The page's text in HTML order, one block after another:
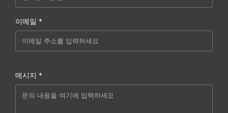
이메일 *
메시지 *